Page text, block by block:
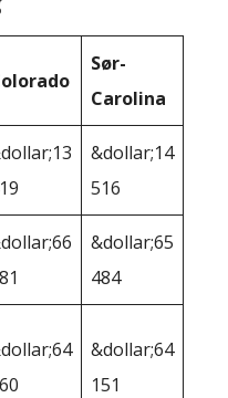
Sør-
Carolina
&dollar;14
516
&dollar;65
484
&dollar;64
151